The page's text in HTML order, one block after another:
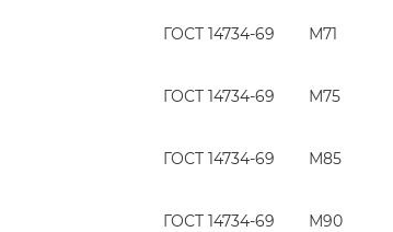
ГОСТ 14734-69 М71
ГОСТ 14734-69 М75
ГОСТ 14734-69 М85
ГОСТ 14734-69 М90